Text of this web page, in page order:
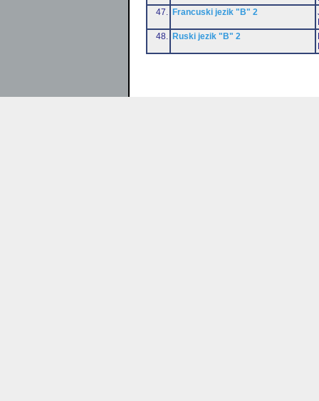
47.
Francuski jezik "B" 2
48.
Ruski jezik "B" 2